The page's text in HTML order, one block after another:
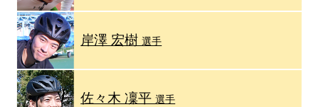
岸澤 宏樹選手
佐々木 凜平選手